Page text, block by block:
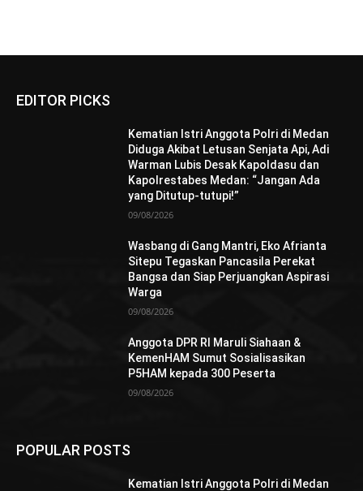
EDITOR PICKS
Kematian Istri Anggota Polri di Medan
Diduga Akibat Letusan Senjata Api, Adi
Warman Lubis Desak Kapoldasu dan
Kapolrestabes Medan: “Jangan Ada
yang Ditutup-tutupi!”
09/08/2026
Wasbang di Gang Mantri, Eko Afrianta
Sitepu Tegaskan Pancasila Perekat
Bangsa dan Siap Perjuangkan Aspirasi
Warga
09/08/2026
Anggota DPR RI Maruli Siahaan &
KemenHAM Sumut Sosialisasikan
P5HAM kepada 300 Peserta
09/08/2026
POPULAR POSTS
Kematian Istri Anggota Polri di Medan